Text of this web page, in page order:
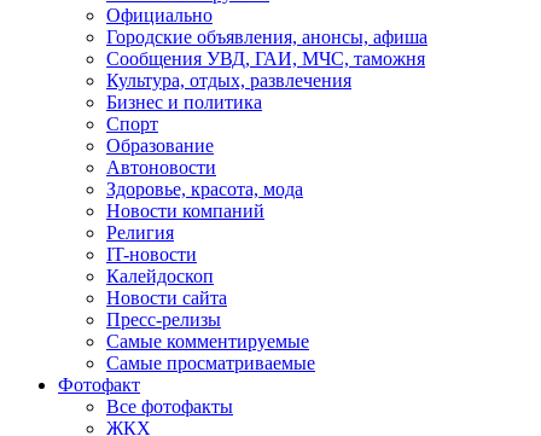
Официально
Городские объявления, анонсы, афиша
Сообщения УВД, ГАИ, МЧС, таможня
Культура, отдых, развлечения
Бизнес и политика
Спорт
Образование
Автоновости
Здоровье, красота, мода
Новости компаний
Религия
IT-новости
Калейдоскоп
Новости сайта
Пресс-релизы
Самые комментируемые
Самые просматриваемые
Фотофакт
Все фотофакты
ЖКХ